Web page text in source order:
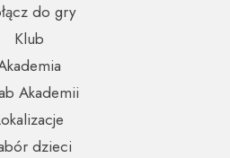
dzieci
Akademii
do gry
Klub